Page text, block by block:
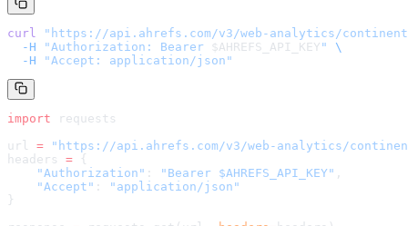
curl " https://api.ahrefs.com/v3/web-analytics/
  -H
"Authorization: Bearer $AHREFS_API_KEY "
\
  -H
"Accept: application/json"
import requests
url = " https://api.ahrefs.com/v3/web-analytics/
headers = {
    "Authorization"
: "Bearer $AHREFS_API_KEY" ,
    "Accept"
:
"application/json"
}